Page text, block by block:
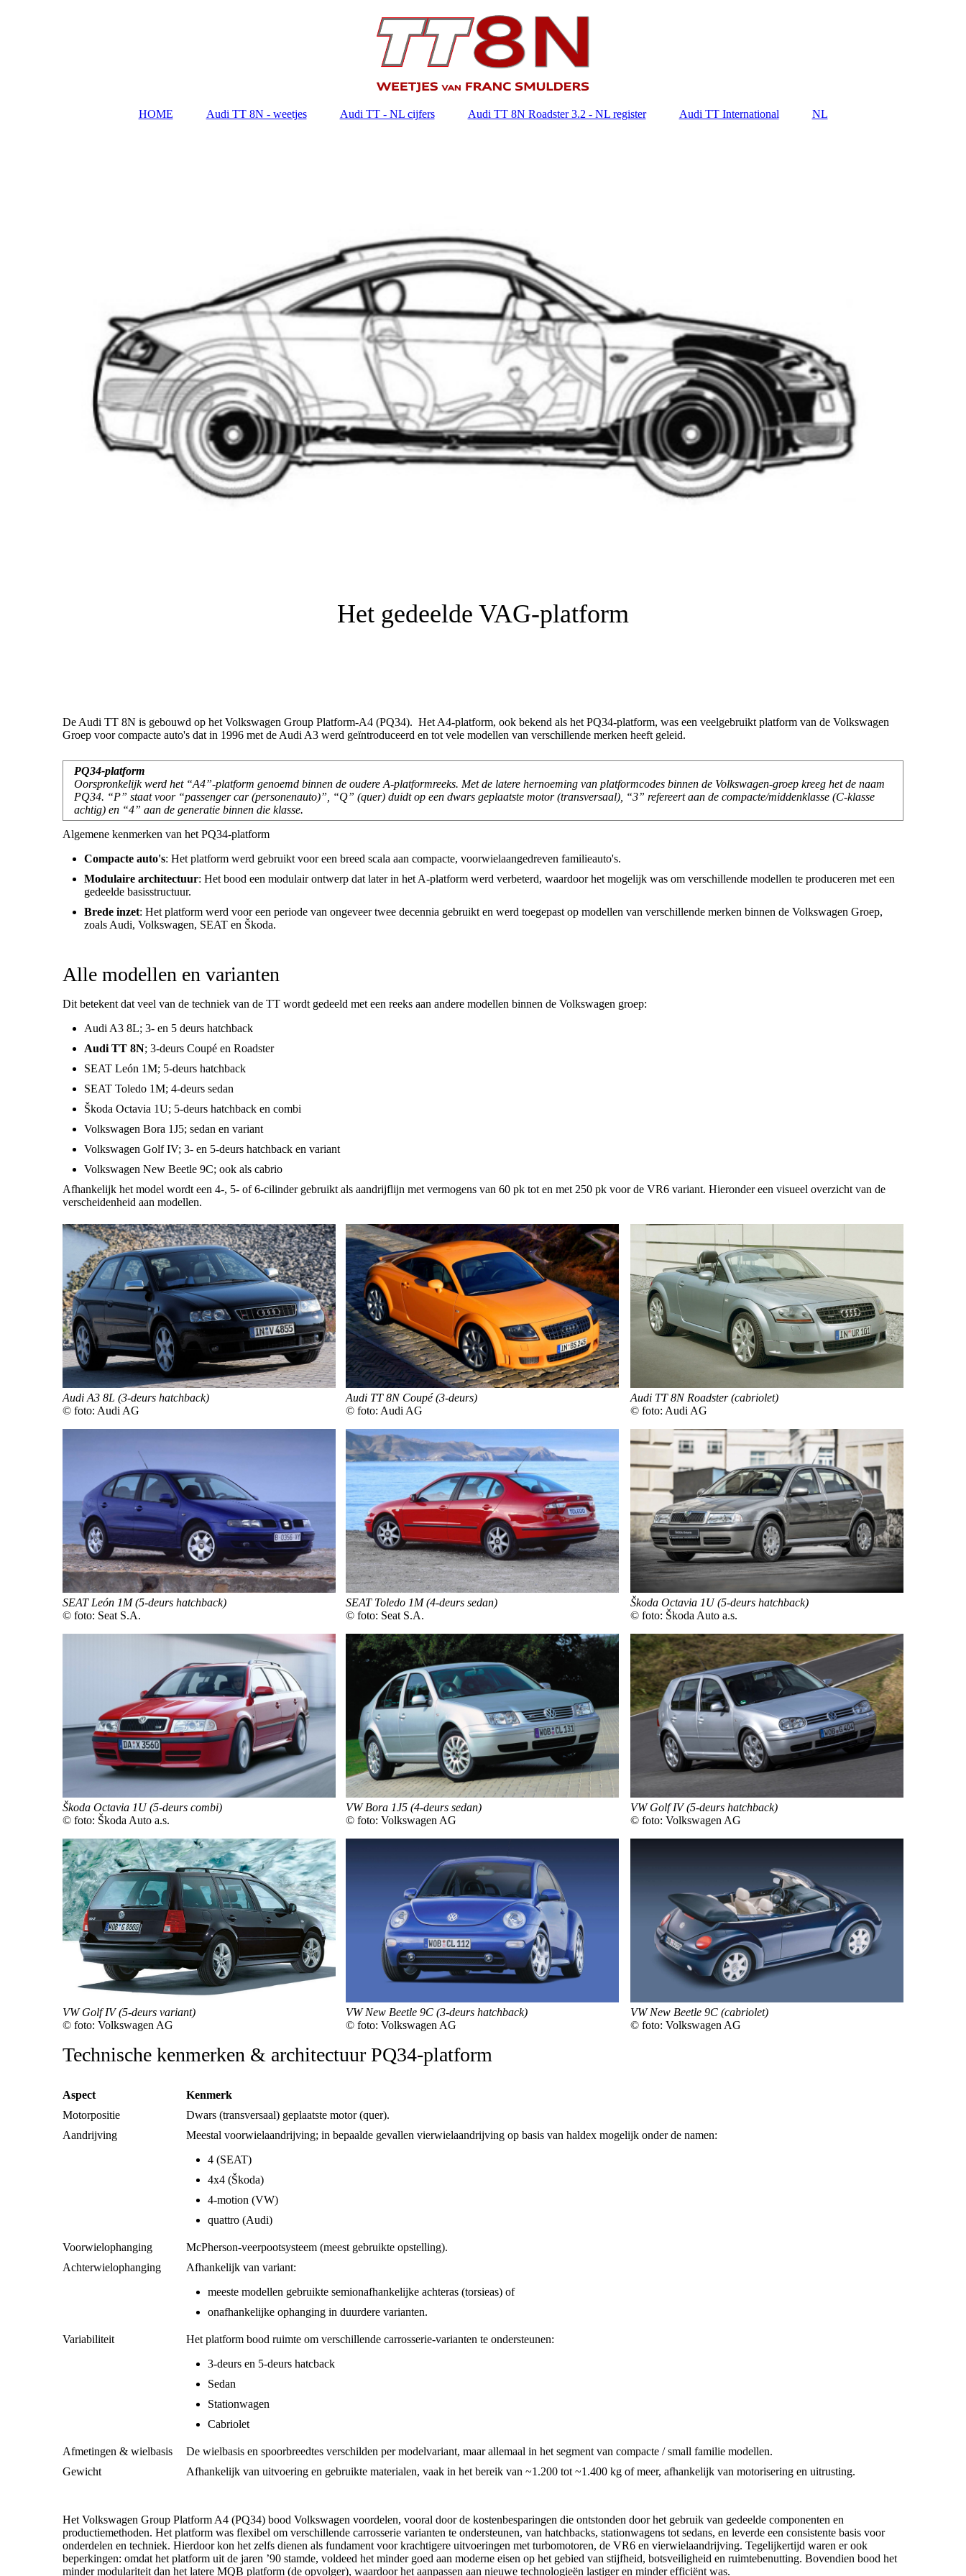
HOME Audi TT 8N - weetjes Audi TT - NL cijfers Audi TT 8N Roadster 3.2 - NL register Audi TT International NL
Het gedeelde VAG-platform
De Audi TT 8N is gebouwd op het Volkswagen Group Platform-A4 (PQ34). Het A4-platform, ook bekend als het PQ34-platform, was een veelgebruikt platform van de Volkswagen
Groep voor compacte auto's dat in 1996 met de Audi A3 werd geïntroduceerd en tot vele modellen van verschillende merken heeft geleid.
PQ34-platform
Oorspronkelijk werd het “A4”-platform genoemd binnen de oudere A-platformreeks. Met de latere hernoeming van platformcodes binnen de Volkswagen-groep kreeg het de naam
PQ34. “P” staat voor “passenger car (personenauto)”, “Q” (quer) duidt op een dwars geplaatste motor (transversaal), “3” refereert aan de compacte/middenklasse (C-klasse
achtig) en “4” aan de generatie binnen die klasse.
Algemene kenmerken van het PQ34-platform
Compacte auto's: Het platform werd gebruikt voor een breed scala aan compacte, voorwielaangedreven familieauto's.
Modulaire architectuur: Het bood een modulair ontwerp dat later in het A-platform werd verbeterd, waardoor het mogelijk was om verschillende modellen te produceren met een
gedeelde basisstructuur.
Brede inzet: Het platform werd voor een periode van ongeveer twee decennia gebruikt en werd toegepast op modellen van verschillende merken binnen de Volkswagen Groep,
zoals Audi, Volkswagen, SEAT en Škoda.
Alle modellen en varianten
Dit betekent dat veel van de techniek van de TT wordt gedeeld met een reeks aan andere modellen binnen de Volkswagen groep:
Audi A3 8L; 3- en 5 deurs hatchback
Audi TT 8N; 3-deurs Coupé en Roadster
SEAT León 1M; 5-deurs hatchback
SEAT Toledo 1M; 4-deurs sedan
Škoda Octavia 1U; 5-deurs hatchback en combi
Volkswagen Bora 1J5; sedan en variant
Volkswagen Golf IV; 3- en 5-deurs hatchback en variant
Volkswagen New Beetle 9C; ook als cabrio
Afhankelijk het model wordt een 4-, 5- of 6-cilinder gebruikt als aandrijflijn met vermogens van 60 pk tot en met 250 pk voor de VR6 variant. Hieronder een visueel overzicht van de
verscheidenheid aan modellen.
Audi A3 8L (3-deurs hatchback)
© foto: Audi AG
SEAT León 1M (5-deurs hatchback)
© foto: Seat S.A.
Škoda Octavia 1U (5-deurs combi)
© foto: Škoda Auto a.s.
VW Golf IV (5-deurs variant)
© foto: Volkswagen AG
Audi TT 8N Coupé (3-deurs)
© foto: Audi AG
SEAT Toledo 1M (4-deurs sedan)
© foto: Seat S.A.
VW Bora 1J5 (4-deurs sedan)
© foto: Volkswagen AG
VW New Beetle 9C (3-deurs hatchback)
© foto: Volkswagen AG
Audi TT 8N Roadster (cabriolet)
© foto: Audi AG
Škoda Octavia 1U (5-deurs hatchback)
© foto: Škoda Auto a.s.
VW Golf IV (5-deurs hatchback)
© foto: Volkswagen AG
VW New Beetle 9C (cabriolet)
© foto: Volkswagen AG
Technische kenmerken & architectuur PQ34-platform
Aspect
Kenmerk
Motorpositie
Dwars (transversaal) geplaatste motor (quer).
Aandrijving
Meestal voorwielaandrijving; in bepaalde gevallen vierwielaandrijving op basis van haldex mogelijk onder de namen:
4 (SEAT)
4x4 (Škoda)
4-motion (VW)
quattro (Audi)
Voorwielophanging
McPherson-veerpootsysteem (meest gebruikte opstelling).
Achterwielophanging
Afhankelijk van variant:
meeste modellen gebruikte semionafhankelijke achteras (torsieas) of
onafhankelijke ophanging in duurdere varianten.
Variabiliteit
Het platform bood ruimte om verschillende carrosserie-varianten te ondersteunen:
3-deurs en 5-deurs hatcback
Sedan
Stationwagen
Cabriolet
Afmetingen & wielbasis
De wielbasis en spoorbreedtes verschilden per modelvariant, maar allemaal in het segment van compacte / small familie modellen.
Gewicht
Afhankelijk van uitvoering en gebruikte materialen, vaak in het bereik van ~1.200 tot ~1.400 kg of meer, afhankelijk van motorisering en uitrusting.
Het Volkswagen Group Platform A4 (PQ34) bood Volkswagen voordelen, vooral door de kostenbesparingen die ontstonden door het gebruik van gedeelde componenten en
productiemethoden. Het platform was flexibel om verschillende carrosserie varianten te ondersteunen, van hatchbacks, stationwagens tot sedans, en leverde een consistente basis voor
onderdelen en techniek. Hierdoor kon het zelfs dienen als fundament voor krachtigere uitvoeringen met turbomotoren, de VR6 en vierwielaandrijving. Tegelijkertijd waren er ook
beperkingen: omdat het platform uit de jaren ’90 stamde, voldeed het minder goed aan moderne eisen op het gebied van stijfheid, botsveiligheid en ruimtebenutting. Bovendien bood het
minder modulariteit dan het latere MQB platform (de opvolger), waardoor het aanpassen aan nieuwe technologieën lastiger en minder efficiënt was.